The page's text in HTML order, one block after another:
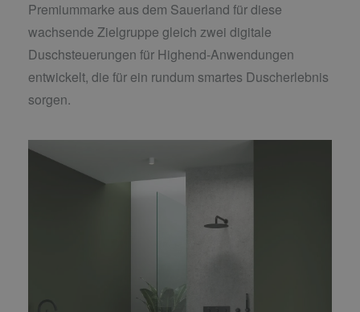
Premiummarke aus dem Sauerland für diese
wachsende Zielgruppe gleich zwei digitale
Duschsteuerungen für Highend-Anwendungen
entwickelt, die für ein rundum smartes Duscherlebnis
sorgen.